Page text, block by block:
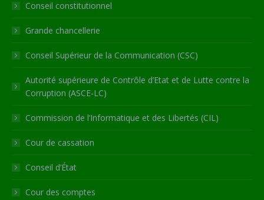
windowwindowwindowwindow
new
Conseil constitutionnel
Grande chancellerie
Conseil Supérieur de la Communication (CSC)
Autorité supérieure de Contrôle d’Etat et de Lutte contre la
Corruption (ASCE-LC)
Commission de l’Informatique et des Libertés (CIL)
Cour de cassation
Conseil d’État
Cour des comptes